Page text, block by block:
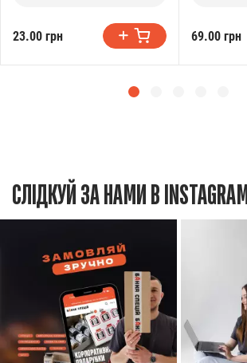
23.00 грн 69.00 грн
СЛІДКУЙ ЗА НАМИ В INSTAGRAM